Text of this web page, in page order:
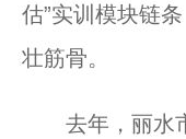
估”实训模块链
壮筋骨。
去年，丽水市